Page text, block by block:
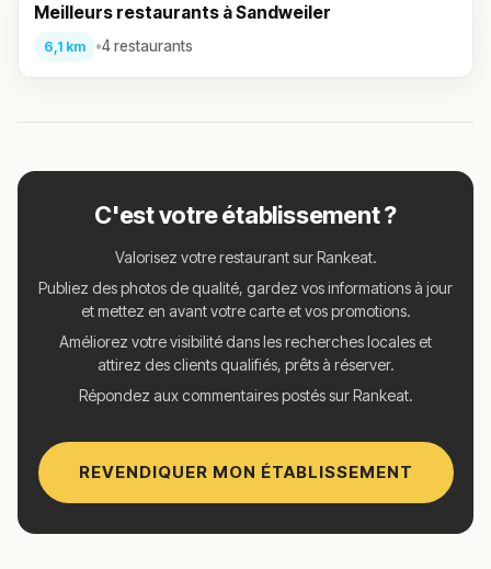
Meilleurs restaurants à Sandweiler
6,1 km •4 restaurants
C'est votre établissement ?
Valorisez votre restaurant sur Rankeat.
Publiez des photos de qualité, gardez vos informations à jour
et mettez en avant votre carte et vos promotions.
Améliorez votre visibilité dans les recherches locales et
attirez des clients qualifiés, prêts à réserver.
Répondez aux commentaires postés sur Rankeat.
REVENDIQUER MON ÉTABLISSEMENT